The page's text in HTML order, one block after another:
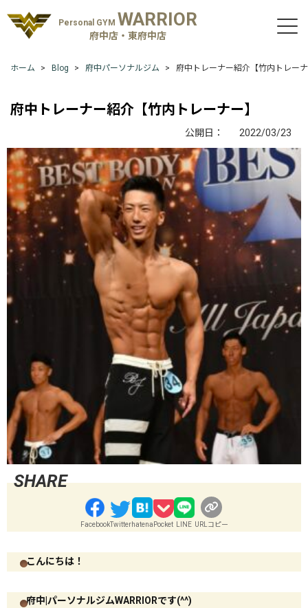
Personal GYM WARRIOR
府中店・東府中店
ホーム Blog 府中パーソナルジム 府中トレーナー紹介【竹内トレー
府中トレーナー紹介【竹内トレーナー】
公開日： 2022/03/23
FacebookTwitterhatena Pocket LINE URLコピー
こんにちは！
府中|パーソナルジムWARRIORです(^^)